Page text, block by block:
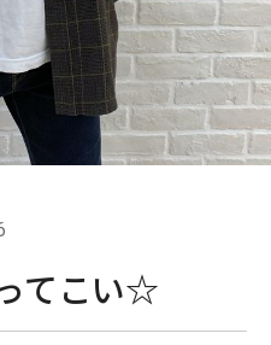
てこい☆